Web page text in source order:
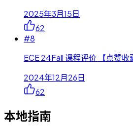
2025年3月15日
62
#8
ECE 24Fall 课程评价 【点赞收
2024年12月26日
62
本地指南